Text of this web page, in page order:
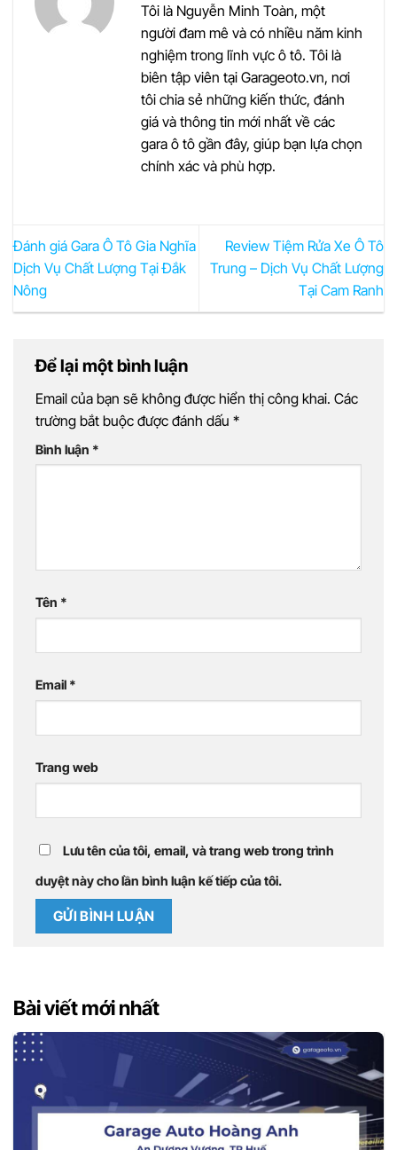
Tôi là Nguyễn Minh Toàn, một
người đam mê và có nhiều năm kinh
nghiệm trong lĩnh vực ô tô. Tôi là
biên tập viên tại Garageoto.vn, nơi
tôi chia sẻ những kiến thức, đánh
giá và thông tin mới nhất về các
gara ô tô gần đây, giúp bạn lựa chọn
chính xác và phù hợp.
Đánh giá Gara Ô Tô Gia Nghĩa
Dịch Vụ Chất Lượng Tại Đắk
Nông
Review Tiệm Rửa Xe Ô Tô
Trung – Dịch Vụ Chất Lượng
Tại Cam Ranh
Để lại một bình luận
Email của bạn sẽ không được hiển thị công khai. Các
trường bắt buộc được đánh dấu *
Bình luận *
Tên *
Email *
Trang web
Lưu tên của tôi, email, và trang web trong trình
duyệt này cho lần bình luận kế tiếp của tôi.
Bài viết mới nhất